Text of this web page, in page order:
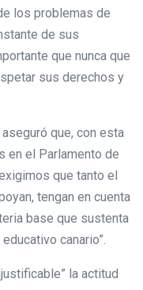
los problemas de
de sus
que nunca que
sus derechos y
que, con esta
en el Parlamento de
que tanto el
tengan en cuenta
base que sustenta
canario”.
la actitud